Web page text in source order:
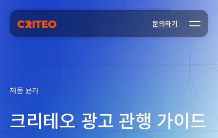
문의하기 Open
제품 윤리
크리테오 광고 관행 가이드